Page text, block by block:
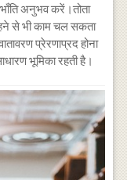
अनुभव करें।तोता
से भी काम चल सकता
प्रेरणाप्रद होना
भूमिका रहती है।